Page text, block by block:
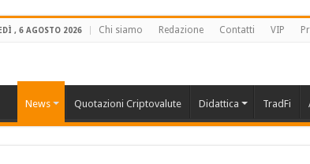
, 6 AGOSTO 2026 Chi siamo Redazione Contatti VIP
News Quotazioni Criptovalute Didattica TradFi